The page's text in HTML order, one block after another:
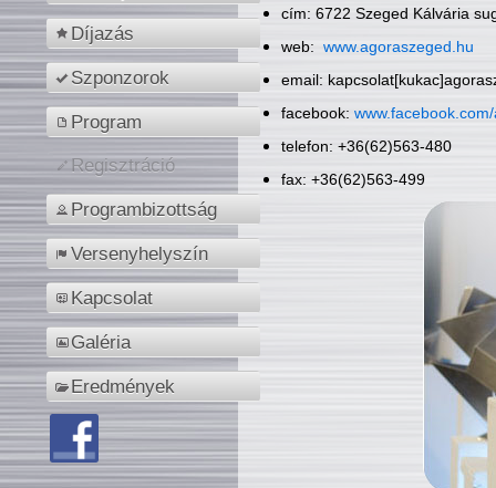
Díjazás
Szponzorok
Program
Regisztráció
Programbizottság
Versenyhelyszín
Kapcsolat
Galéria
Eredmények
cím: 6722 Szeged Kálvária
web: www.agoraszeged.hu
email:
facebook:
telefon: +36(62)563-480
fax: +36(62)563-499